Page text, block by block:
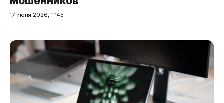
17 июня 2026, 11:45